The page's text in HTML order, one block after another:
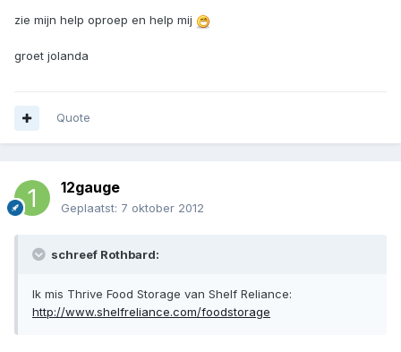
zie mijn help oproep en help mij
groet jolanda
Quote
12gauge
Geplaatst: 7 oktober 2012
schreef Rothbard:
Ik mis Thrive Food Storage van Shelf Reliance:
http://www.shelfreliance.com/foodstorage